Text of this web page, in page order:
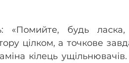
«Помийте, будь ласка,
цілком, а точкове
кілець ущільнювачів.